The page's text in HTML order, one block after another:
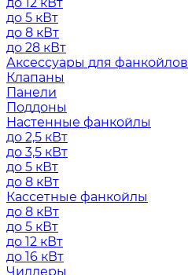
до 5 кВт
до 8 кВт
до 28 кВт
Аксессуары для фанкойлов
Клапаны
Панели
Поддоны
Настенные фанкойлы
до 2,5 кВт
до 3,5 кВт
до 5 кВт
до 8 кВт
Кассетные фанкойлы
до 8 кВт
до 5 кВт
до 12 кВт
до 16 кВт
Чиллеры